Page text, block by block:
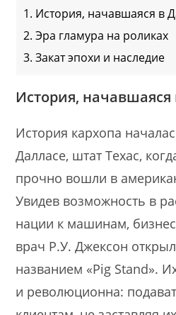
История, начавшаяся в
Эра гламура на роликах
Закат эпохи и наследие
История, начавшаяся
История кархопа
Далласе, штат Техас,
прочно вошли в
Увидев возможность в
нации к машинам,
врач Р.У. Джексон
названием «Pig Stand».
и революционна: